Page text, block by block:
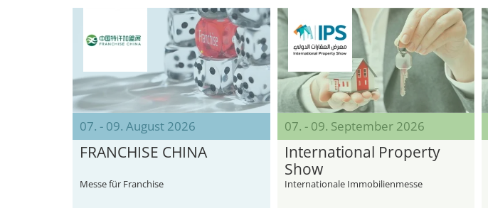
07. - 09. August 2026
FRANCHISE CHINA
Messe für Franchise
07. - 09. September 2026
International Property
Show
Internationale Immobilienmesse